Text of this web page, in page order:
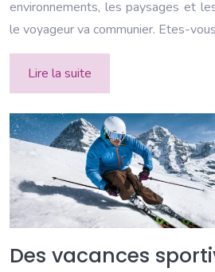
environnements, les paysages et
le voyageur va communier. Etes-
Lire la suite
Des vacances